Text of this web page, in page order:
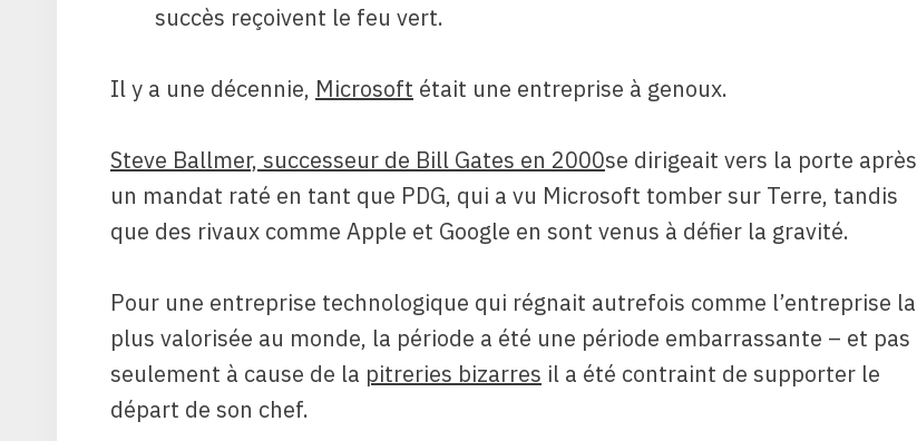
succès reçoivent le feu vert.
Il y a une décennie, Microsoft était une entreprise à genoux.
Steve Ballmer, successeur de Bill Gates en 2000se dirigeait vers la porte après
un mandat raté en tant que PDG, qui a vu Microsoft tomber sur Terre, tandis
que des rivaux comme Apple et Google en sont venus à défier la gravité.
Pour une entreprise technologique qui régnait autrefois comme l’entreprise la
plus valorisée au monde, la période a été une période embarrassante – et pas
seulement à cause de la pitreries bizarres il a été contraint de supporter le
départ de son chef.